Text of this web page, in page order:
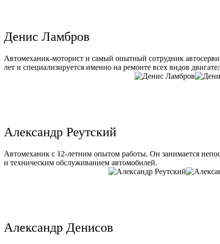
Денис Ламбров
Автомеханик-моторист и самый опытный сотрудник
лет и специализируется именно на ремонте всех видов
Александр Реутский
Автомеханик с 12-летним опытом работы. Он занимается
и техническим обслуживанием автомобилей.
Александр Денисов